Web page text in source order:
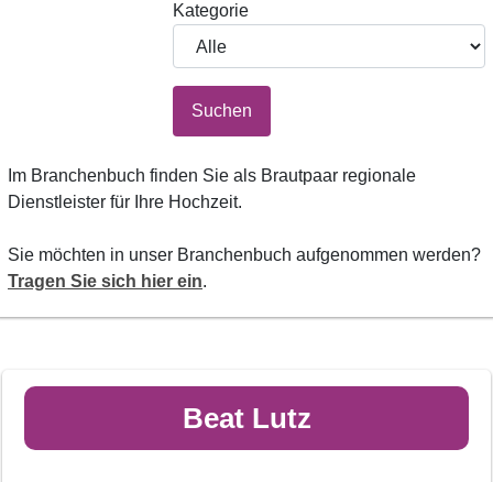
Kategorie
Suchen
Im Branchenbuch finden Sie als Brautpaar regionale
Dienstleister für Ihre Hochzeit.
Sie möchten in unser Branchenbuch aufgenommen werden?
Tragen Sie sich hier ein.
Beat Lutz